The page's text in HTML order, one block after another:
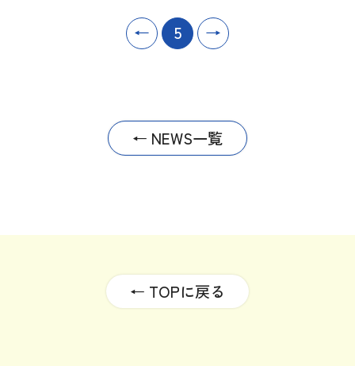
← 5 →
← NEWS一覧
← TOPに戻る